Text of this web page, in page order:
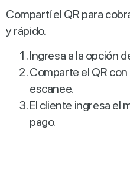
Compartí el QR para
y rápido.
Ingresa a la opción
Comparte el QR
escanee.
El cliente ingresa el
pago.